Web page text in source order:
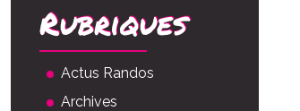
Rubriques
Actus Randos
Archives